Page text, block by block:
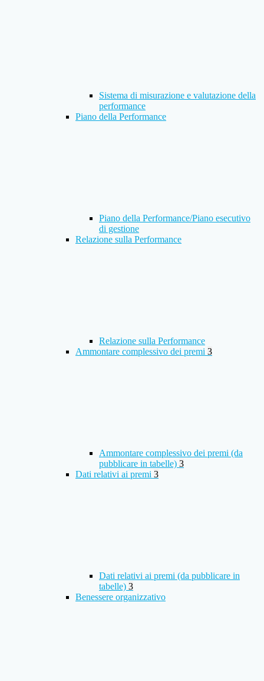
Sistema di misurazione e valutazione della
performance
Piano della Performance
Piano della Performance/Piano esecutivo
di gestione
Relazione sulla Performance
Relazione sulla Performance
Ammontare complessivo dei premi 3
Ammontare complessivo dei premi (da
pubblicare in tabelle) 3
Dati relativi ai premi 3
Dati relativi ai premi (da pubblicare in
tabelle) 3
Benessere organizzativo